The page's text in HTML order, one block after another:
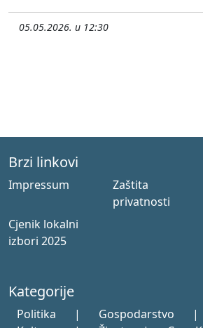
05.05.2026. u 12:30
Brzi linkovi
Impressum
Zaštita
privatnosti
Cjenik lokalni
izbori 2025
Kategorije
Politika | Gospodarstvo |